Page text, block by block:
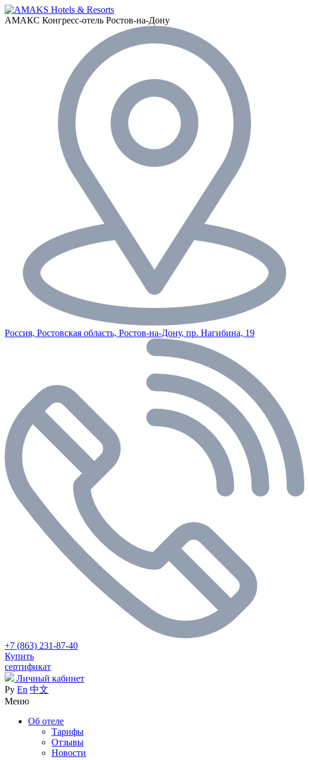
АМАКС Конгресс-отель Ростов-на-Дону
Россия, Ростовская область, Ростов-на-Дону, пр. Нагибина, 19
+7 (863) 231-87-40
Купить
сертификат
Личный кабинет
Ру En 中文
Меню
Об отеле
Тарифы
Отзывы
Новости